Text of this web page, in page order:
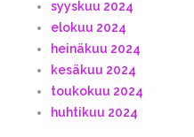
syyskuu 2024
elokuu 2024
heinäkuu 2024
kesäkuu 2024
toukokuu 2024
huhtikuu 2024